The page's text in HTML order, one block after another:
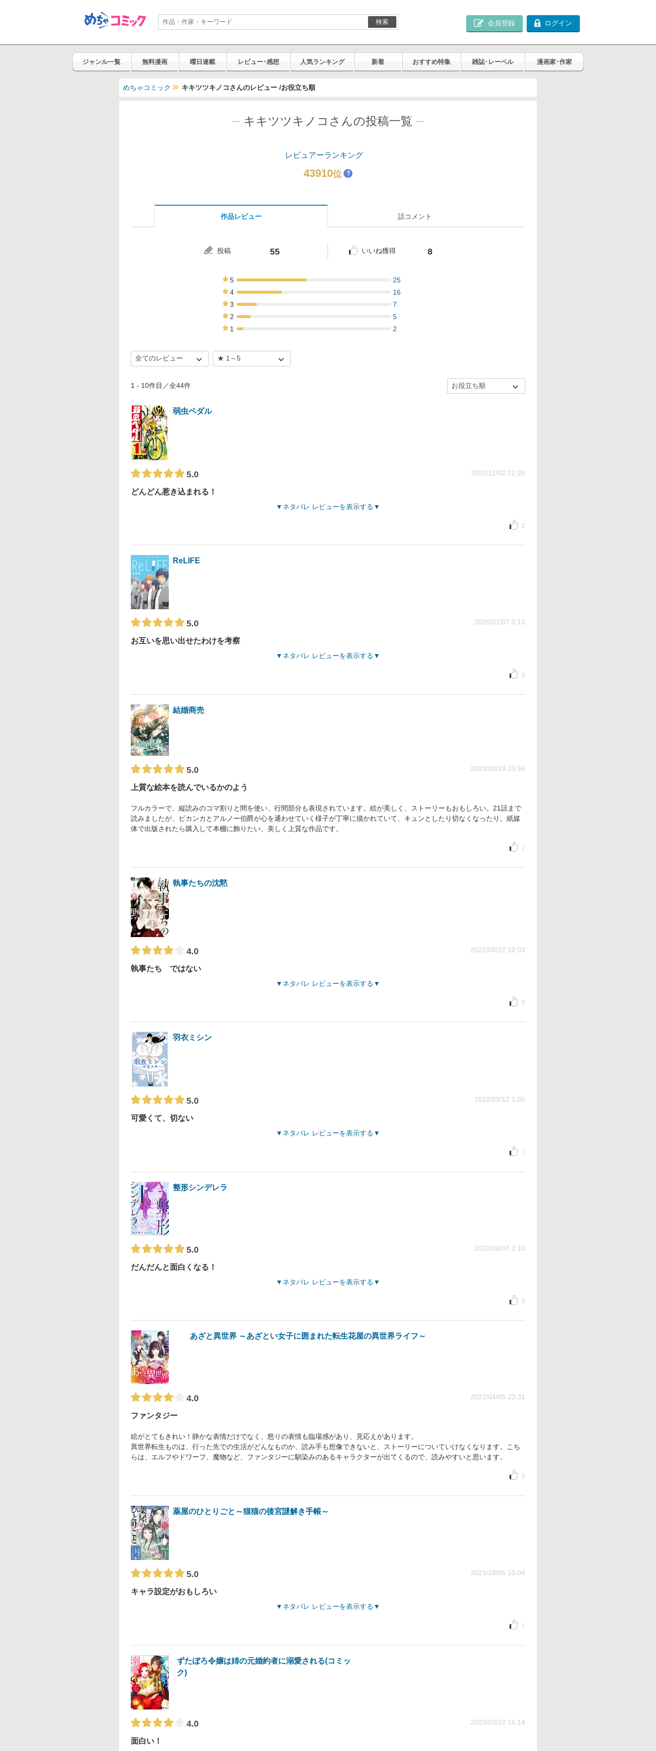
検索 会員登録 ログイン
ジャンル一覧 無料漫画 曜日連載 レビュー･感想 人気ランキング 新着 おすすめ特集 雑誌･レーベル 漫画家･作家
めちゃコミック キキツツキノコさんのレビュー /お役立ち順
キキツツキノコさんの投稿一覧
レビュアーランキング
43910位 ？
作品レビュー 話コメント
投稿 55 いいね獲得 8
5
25
4
16
3
7
2
5
1
2
1 - 10件目／全44件
弱虫ペダル
5.0 2022/11/02 22:26
どんどん惹き込まれる！
ネタバレ レビューを表示する
2
ReLIFE
5.0 2026/01/07 0:13
お互いを思い出せたわけを考察
ネタバレ レビューを表示する
0
結婚商売
5.0 2023/04/19 23:56
上質な絵本を読んでいるかのよう
フルカラーで、縦読みのコマ割りと間を使い、行間部分も表現されています。絵が美しく、ストーリーもおもしろい。21話まで
読みましたが、ビカンカとアルノー伯爵が心を通わせていく様子が丁寧に描かれていて、キュンとしたり切なくなったり。紙媒
体で出版されたら購入して本棚に飾りたい、美しく上質な作品です。
2
執事たちの沈黙
4.0 2022/06/22 10:03
執事たち ではない
ネタバレ レビューを表示する
0
羽衣ミシン
5.0 2022/09/12 1:05
可愛くて、切ない
ネタバレ レビューを表示する
1
整形シンデレラ
5.0 2022/08/07 2:10
だんだんと面白くなる！
ネタバレ レビューを表示する
0
あざと異世界 ～あざとい女子に囲まれた転生花屋の異世界ライフ～
4.0 2022/04/05 23:31
ファンタジー
絵がとてもきれい！静かな表情だけでなく、怒りの表情も臨場感があり、見応えがあります。
異世界転生ものは、行った先での生活がどんなものか、読み手も想像できないと、ストーリーについていけなくなります。こち
らは、エルフやドワーフ、魔物など、ファンタジーに馴染みのあるキャラクターが出てくるので、読みやすいと思います。
0
薬屋のひとりごと～猫猫の後宮謎解き手帳～
5.0 2021/10/05 10:04
キャラ設定がおもしろい
ネタバレ レビューを表示する
1
ずたぼろ令嬢は姉の元婚約者に溺愛される(コミッ
ク)
4.0 2023/03/22 16:14
面白い！